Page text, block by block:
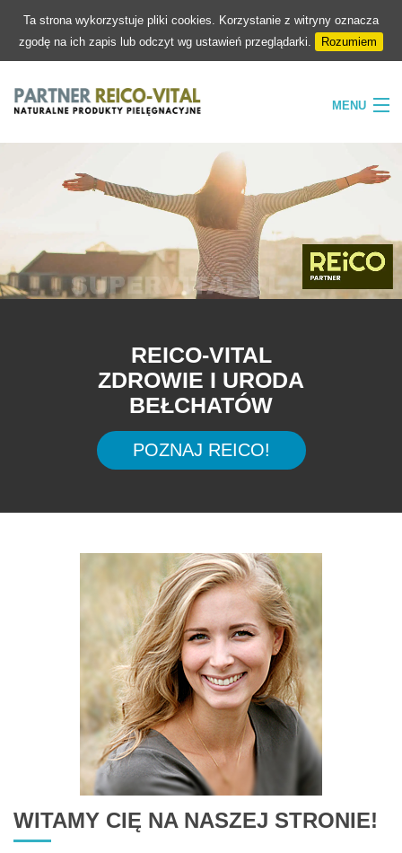
Ta strona wykorzystuje pliki cookies. Korzystanie z witryny oznacza
zgodę na ich zapis lub odczyt wg ustawień przeglądarki.
Rozumiem
MENU
PIELĘGNACJA
SKLEP
REICO-VITAL
ZDROWIE I URODA
BEŁCHATÓW
POZNAJ REICO!
WITAMY CIĘ NA NASZEJ STRONIE!